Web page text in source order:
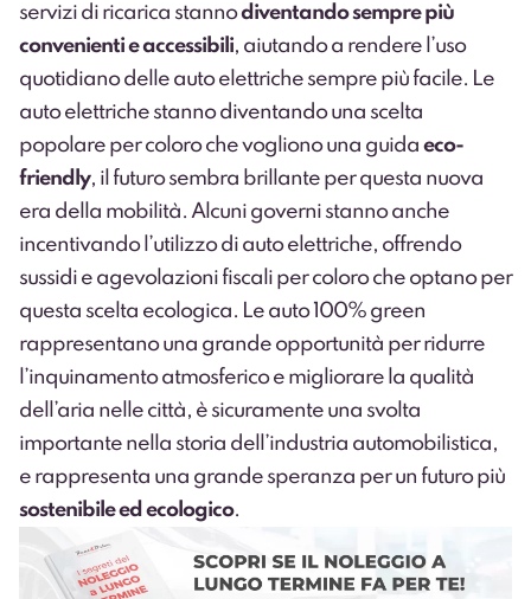
servizi di ricarica stannodiventando sempre più
convenienti e accessibili, aiutando a rendere l’uso
quotidiano delle auto elettriche sempre più facile. Le
auto elettriche stanno diventando una scelta
popolare per coloro che vogliono una guida eco-
friendly, il futuro sembra brillante per questa nuova
era della mobilità. Alcuni governi stanno anche
incentivando l’utilizzo di auto elettriche, offrendo
sussidi e agevolazioni fiscali per coloro che optano per
questa scelta ecologica. Le auto 100% green
rappresentano una grande opportunità per ridurre
l’inquinamento atmosferico e migliorare la qualità
dell’aria nelle città, è sicuramente una svolta
importante nella storia dell’industria automobilistica,
e rappresenta una grande speranza per un futuro più
sostenibile ed ecologico.